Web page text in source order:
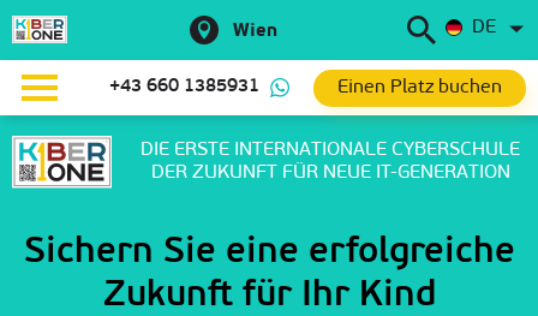
Wien DE
+43 660 1385931 Einen Platz buchen
DIE ERSTE INTERNATIONALE CYBERSCHULE
DER ZUKUNFT FÜR NEUE IT-GENERATION
Sichern Sie eine erfolgreiche
Zukunft für Ihr Kind